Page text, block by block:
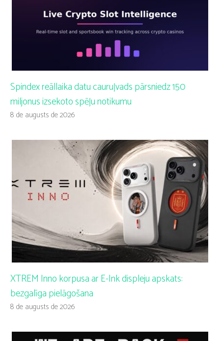
Spindex reāllaika datu cauruļvads pārsniedz 150
miljonus izsekoto spēļu notikumu
8 de augusts de 2026
XTREM Inno korpusa ar E-Ink displeju apskats:
bezgalīga pielāgošana
8 de augusts de 2026